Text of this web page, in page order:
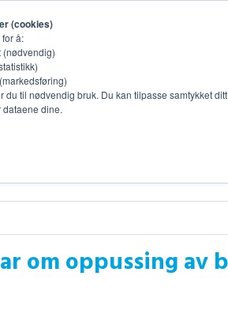
(cookies)
å:
(nødvendig)
du til nødvendig bruk. Du kan tilpasse samtykket
dataene dine.
om oppussing av